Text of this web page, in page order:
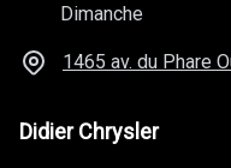
Dimanche
1465 av. du Phare
Didier Chrysler